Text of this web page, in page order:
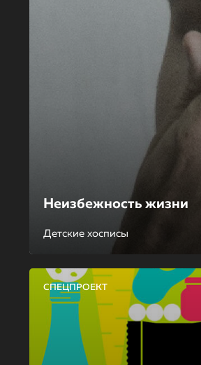
Неизбежность жизни
Детские хосписы
СПЕЦПРОЕКТ